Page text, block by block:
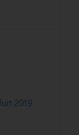
2019